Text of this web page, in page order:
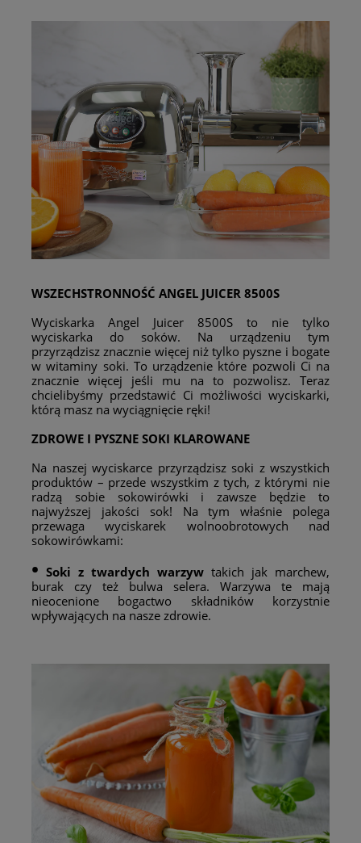
WSZECHSTRONNOŚĆ ANGEL JUICER 8500S
Wyciskarka Angel Juicer 8500S to nie tylko
wyciskarka do soków. Na urządzeniu tym
przyrządzisz znacznie więcej niż tylko pyszne i bogate
w witaminy soki. To urządzenie które pozwoli Ci na
znacznie więcej jeśli mu na to pozwolisz. Teraz
chcielibyśmy przedstawić Ci możliwości wyciskarki,
którą masz na wyciągnięcie ręki!
ZDROWE I PYSZNE SOKI KLAROWANE
Na naszej wyciskarce przyrządzisz soki z wszystkich
produktów – przede wszystkim z tych, z którymi nie
radzą sobie sokowirówki i zawsze będzie to
najwyższej jakości sok! Na tym właśnie polega
przewaga wyciskarek wolnoobrotowych nad
sokowirówkami:
• Soki z twardych warzyw takich jak marchew,
burak czy też bulwa selera. Warzywa te mają
nieocenione bogactwo składników korzystnie
wpływających na nasze zdrowie.